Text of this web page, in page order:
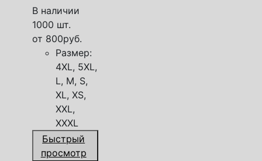
В наличии
1000 шт.
от 800руб.
Размер:
4XL, 5XL,
L, M, S,
XL, XS,
XXL,
XXXL
Быстрый
просмотр